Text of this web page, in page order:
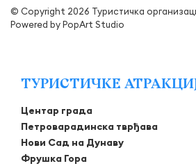
© Copyright 2026 Туристичка
Powered byPopArt Studio
ТУРИСТИЧКЕ
Центар града
Петроварадинска тврђава
Нови Сад на Дунаву
Фрушка Гора